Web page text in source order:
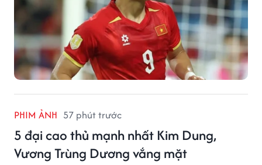
PHIM ẢNH 57 phút trước
5 đại cao thủ mạnh nhất Kim Dung,
Vương Trùng Dương vắng mặt